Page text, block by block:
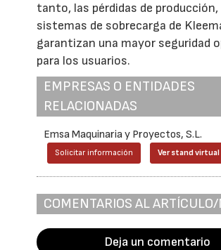
tanto, las pérdidas de producción,
sistemas de sobrecarga de
garantizan una mayor seguridad
para los usuarios.
EMPRESAS O ENTIDADES
RELACIONADAS
Emsa Maquinaria y Proyectos, S.L.
Solicitar información Ver stand virtual
COMENTARIOS AL
Deja un comentario